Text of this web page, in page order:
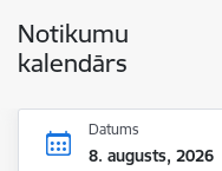
Notikumu
kalendārs
Datums
8. augusts, 2026